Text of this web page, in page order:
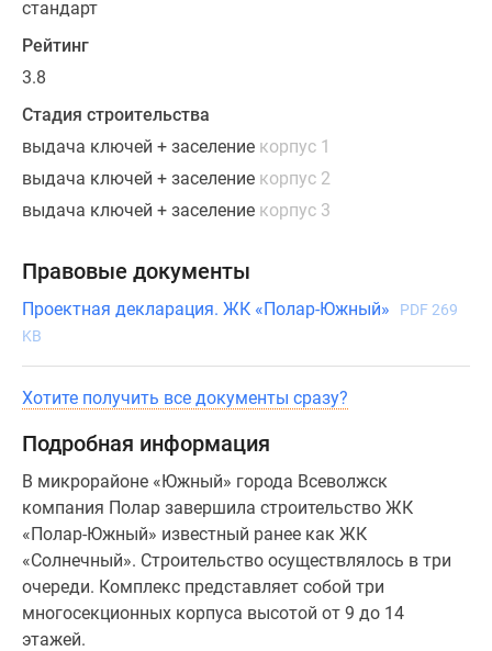
стандарт
Рейтинг
3.8
Стадия строительства
выдача ключей + заселение корпус 1
выдача ключей + заселение корпус 2
выдача ключей + заселение корпус 3
Правовые документы
Проектная декларация. ЖК «Полар-Южный»
PDF 269
KB
Хотите получить все документы сразу?
Подробная информация
В микрорайоне «Южный» города Всеволжск
компания Полар завершила строительство ЖК
«Полар-Южный» известный ранее как ЖК
«Солнечный». Строительство осуществлялось в три
очереди. Комплекс представляет собой три
многосекционных корпуса высотой от 9 до 14
этажей.